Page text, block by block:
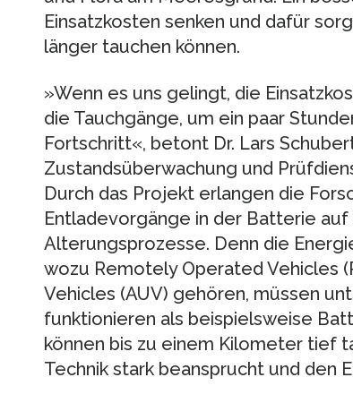
Einsatzkosten senken und dafür
länger tauchen können.
»Wenn es uns gelingt, die
die Tauchgänge, um ein paar
Fortschritt«, betont Dr. Lars
Zustandsüberwachung und
Durch das Projekt erlangen die
Entladevorgänge in der Batterie
Alterungsprozesse. Denn die
wozu Remotely Operated Vehicles
Vehicles (AUV) gehören, müssen
funktionieren als beispielsweise
können bis zu einem Kilometer tief
Technik stark beansprucht und den